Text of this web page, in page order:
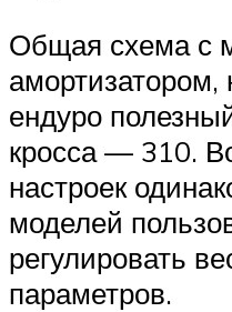
Общая схема с
амортизатором,
ендуро
кросса — 310.
настроек
моделей
регулировать
параметров.